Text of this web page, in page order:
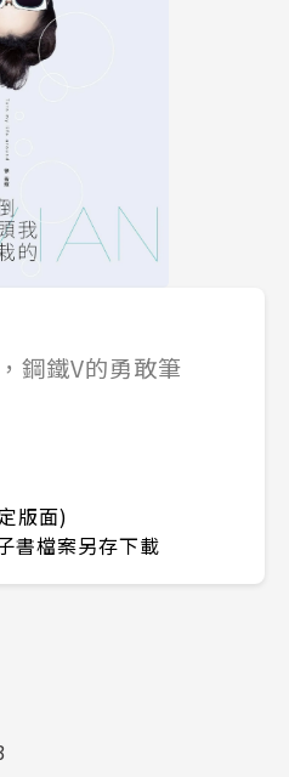
鋼鐵V的勇敢筆
版面)
書檔案另存下載